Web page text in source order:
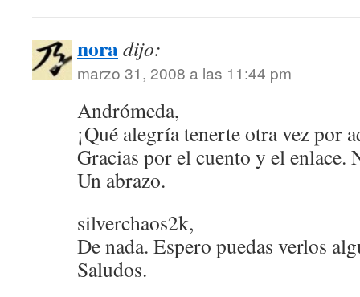
noradijo:
marzo 31, 2008 a las 11:44 pm
Andrómeda,
¡Qué alegría tenerte otra vez por
Gracias por el cuento y el enlace.
Un abrazo.
silverchaos2k,
De nada. Espero puedas verlos
Saludos.